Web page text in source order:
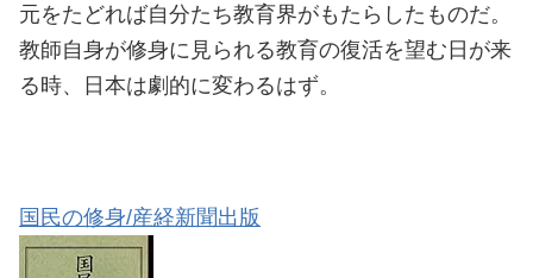
元をたどれば自分たち教育界がもたらしたものだ。
教師自身が修身に見られる教育の復活を望む日が来
る時、日本は劇的に変わるはず。
国民の修身/産経新聞出版